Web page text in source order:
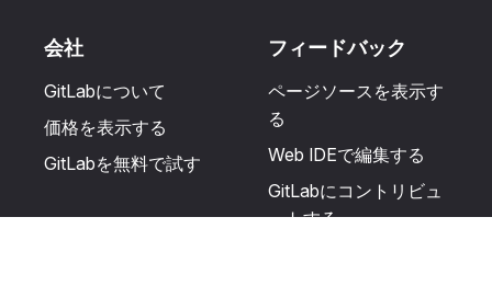
会社
GitLabについて
価格を表示する
GitLabを無料で試す
フィードバック
ページソースを表示す
る
Web IDEで編集する
GitLabにコントリビュ
ートする